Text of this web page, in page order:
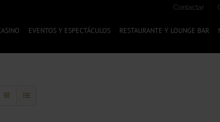
Contactar
EVENTOS Y ESPECTÁCULOS RESTAURANTE Y LOUNGE BAR